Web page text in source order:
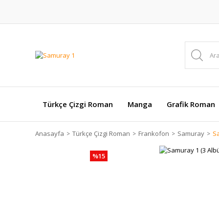
Türkçe Çizgi Roman Manga Grafik Roman
Anasayfa Türkçe Çizgi Roman Frankofon Samuray
%15